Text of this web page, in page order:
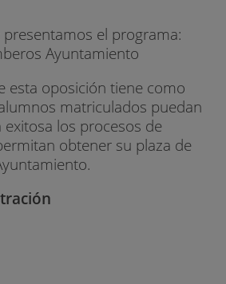
el programa:
Ayuntamiento
esta oposición tiene como
matriculados puedan
los procesos de
obtener su plaza de